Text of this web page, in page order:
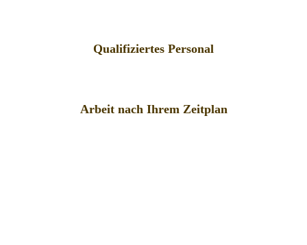
Qualifiziertes Personal
Arbeit nach Ihrem Zeitplan